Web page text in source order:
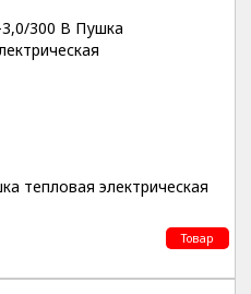
тепловая электрическая
Товар